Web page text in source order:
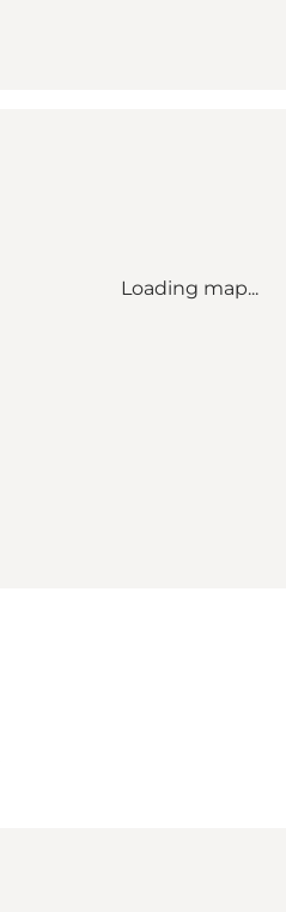
Loading map...